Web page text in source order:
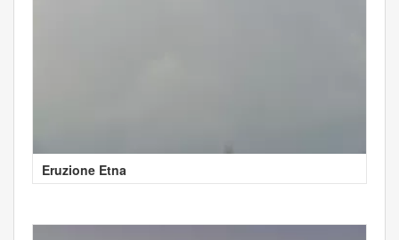
Eruzione Etna